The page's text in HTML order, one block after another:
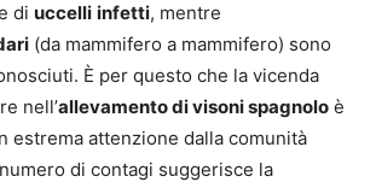
di uccelli infetti, mentre
(da mammifero a mammifero) sono
È per questo che la vicenda
nell’allevamento di visoni spagnolo è
estrema attenzione dalla comunità
di contagi suggerisce la